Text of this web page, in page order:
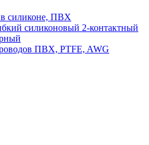
силиконе, ПВХ
силиконовый 2-контактный
ПВХ, PTFE, AWG